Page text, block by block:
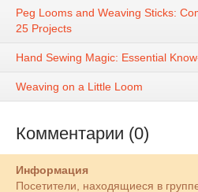
Peg Looms and Weaving Sticks:
25 Projects
Hand Sewing Magic: Essential
Weaving on a Little Loom
Комментарии (0)
Информация
Посетители, находящиеся в